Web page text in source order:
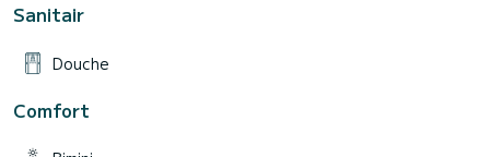
Sanitair
Douche
Comfort